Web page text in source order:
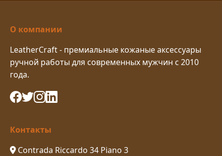
О компании
LeatherCraft - премиальные кожаные аксессуары
ручной работы для современных мужчин с 2010
года.
Контакты
Contrada Riccardo 34 Piano 3